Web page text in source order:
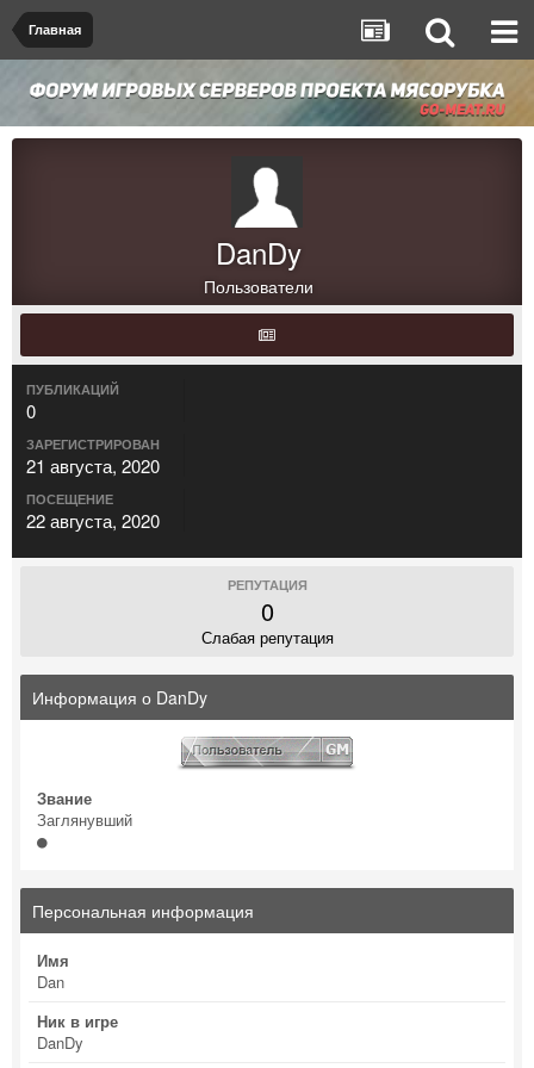
Главная
DanDy
Пользователи
ПУБЛИКАЦИЙ
0
ЗАРЕГИСТРИРОВАН
21 августа, 2020
ПОСЕЩЕНИЕ
22 августа, 2020
РЕПУТАЦИЯ
0
Слабая репутация
Информация о DanDy
Звание
Заглянувший
Персональная информация
Имя
Dan
Ник в игре
DanDy